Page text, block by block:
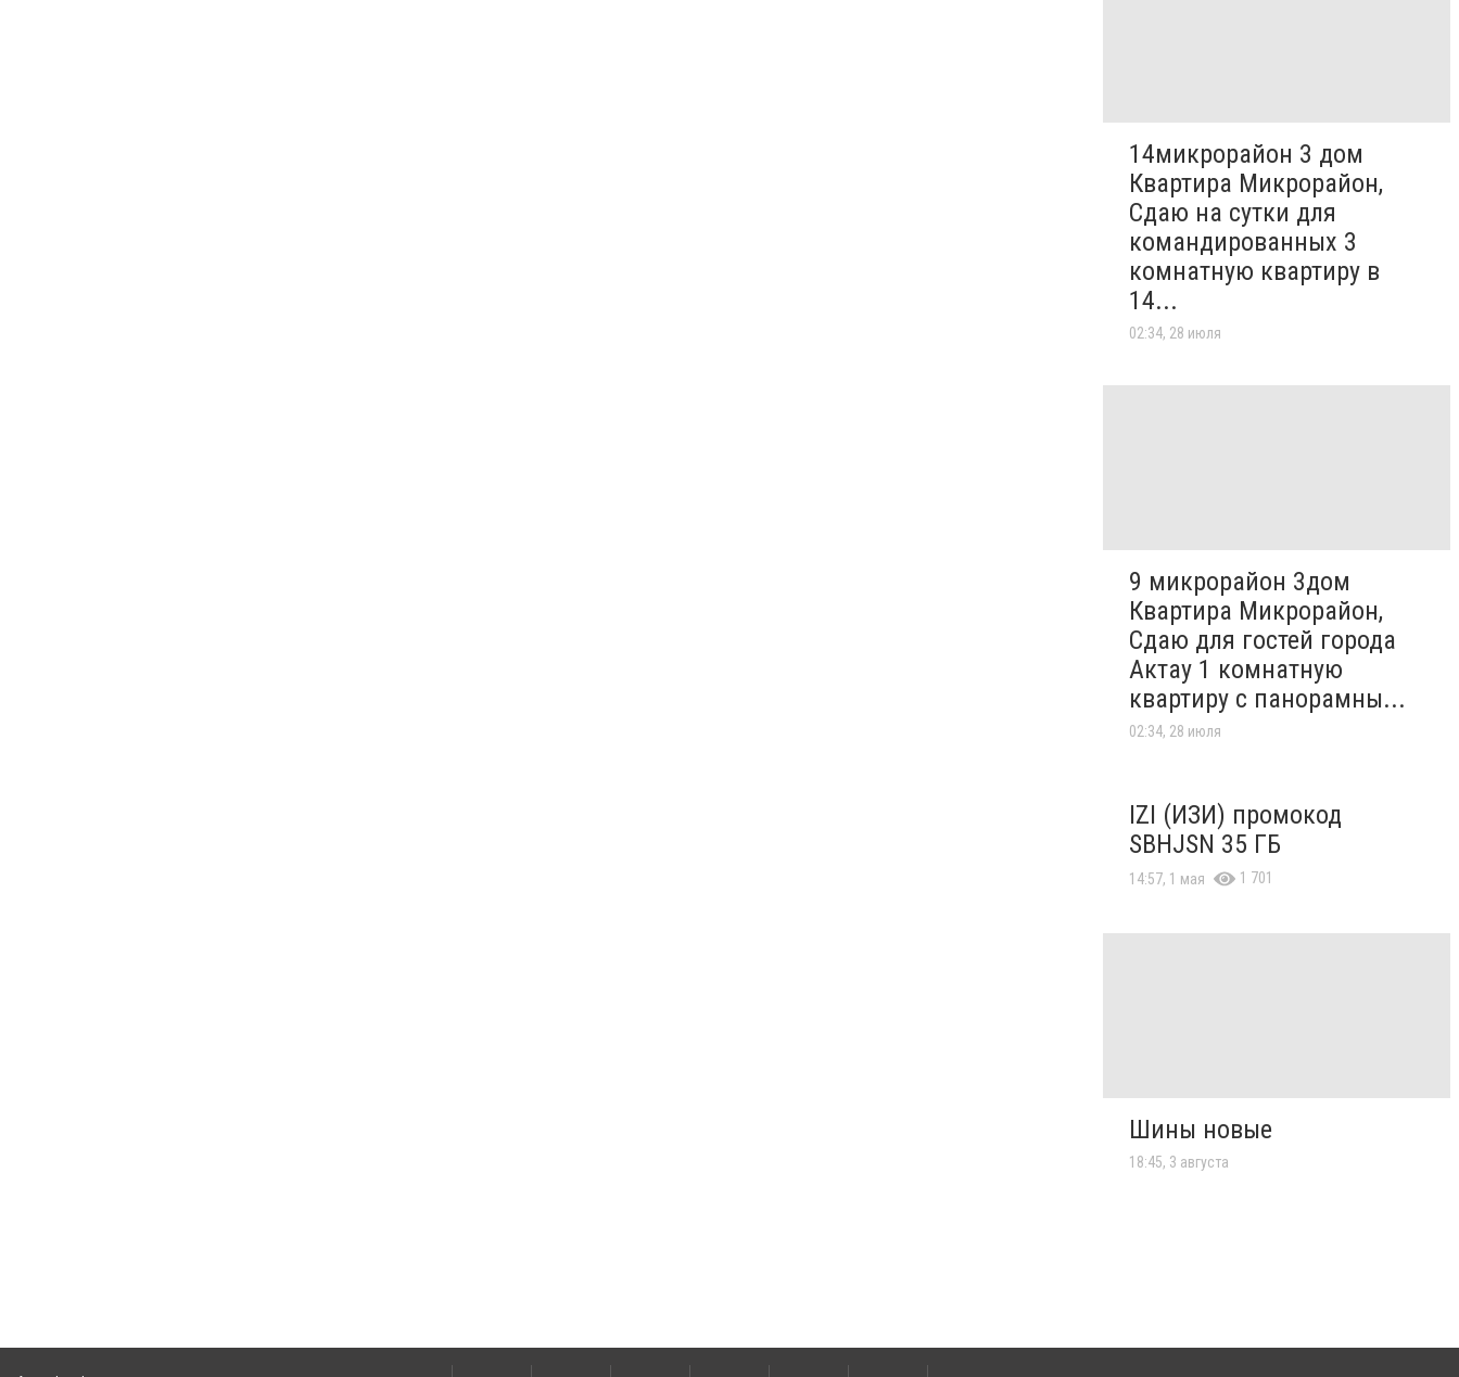
14микрорайон 3 дом
Квартира Микрорайон,
Сдаю на сутки для
командированных 3
комнатную квартиру в
14...
02:34, 28 июля
9 микрорайон 3дом
Квартира Микрорайон,
Сдаю для гостей города
Актау 1 комнатную
квартиру с панорамны...
02:34, 28 июля
IZI (ИЗИ) промокод
SBHJSN 35 ГБ
14:57, 1 мая 1 701
Шины новые
18:45, 3 августа